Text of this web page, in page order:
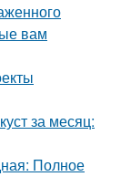
вам
за месяц:
Полное